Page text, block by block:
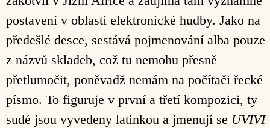
postavení v oblasti elektronické hudby. Jako na
předešlé desce, sestává pojmenování alba pouze
z názvů skladeb, což tu nemohu přesně
přetlumočit, poněvadž nemám na počítači řecké
písmo. To figuruje v první a třetí kompozici, ty
sudé jsou vyvedeny latinkou a jmenují se UVIVI